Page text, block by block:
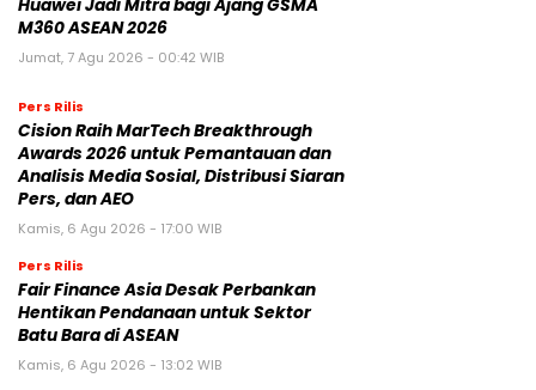
Huawei Jadi Mitra bagi Ajang GSMA
M360 ASEAN 2026
Jumat, 7 Agu 2026 - 00:42 WIB
Pers Rilis
Cision Raih MarTech Breakthrough
Awards 2026 untuk Pemantauan dan
Analisis Media Sosial, Distribusi Siaran
Pers, dan AEO
Kamis, 6 Agu 2026 - 17:00 WIB
Pers Rilis
Fair Finance Asia Desak Perbankan
Hentikan Pendanaan untuk Sektor
Batu Bara di ASEAN
Kamis, 6 Agu 2026 - 13:02 WIB